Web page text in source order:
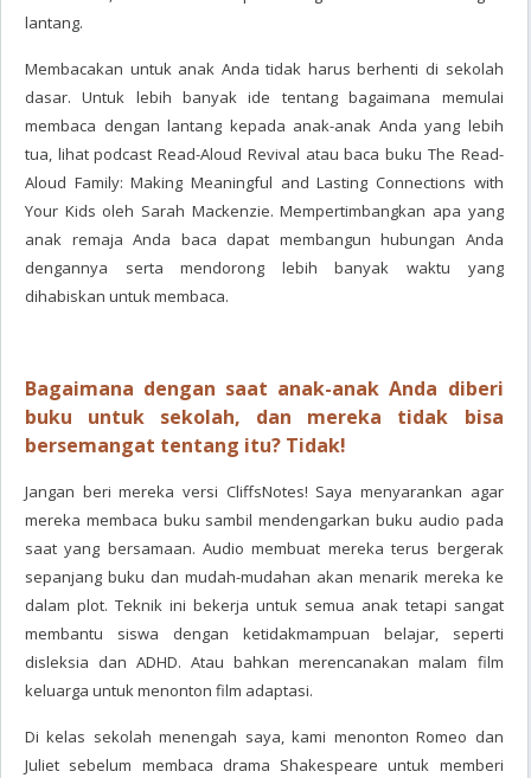
lantang.
Membacakan untuk anak Anda tidak harus berhenti di sekolah
dasar. Untuk lebih banyak ide tentang bagaimana memulai
membaca dengan lantang kepada anak-anak Anda yang lebih
tua, lihat podcast Read-Aloud Revival atau baca buku The Read-
Aloud Family: Making Meaningful and Lasting Connections with
Your Kids oleh Sarah Mackenzie. Mempertimbangkan apa yang
anak remaja Anda baca dapat membangun hubungan Anda
dengannya serta mendorong lebih banyak waktu yang
dihabiskan untuk membaca.
Bagaimana dengan saat anak-anak Anda diberi
buku untuk sekolah, dan mereka tidak bisa
bersemangat tentang itu? Tidak!
Jangan beri mereka versi CliffsNotes! Saya menyarankan agar
mereka membaca buku sambil mendengarkan buku audio pada
saat yang bersamaan. Audio membuat mereka terus bergerak
sepanjang buku dan mudah-mudahan akan menarik mereka ke
dalam plot. Teknik ini bekerja untuk semua anak tetapi sangat
membantu siswa dengan ketidakmampuan belajar, seperti
disleksia dan ADHD. Atau bahkan merencanakan malam film
keluarga untuk menonton film adaptasi.
Di kelas sekolah menengah saya, kami menonton Romeo dan
Juliet sebelum membaca drama Shakespeare untuk memberi